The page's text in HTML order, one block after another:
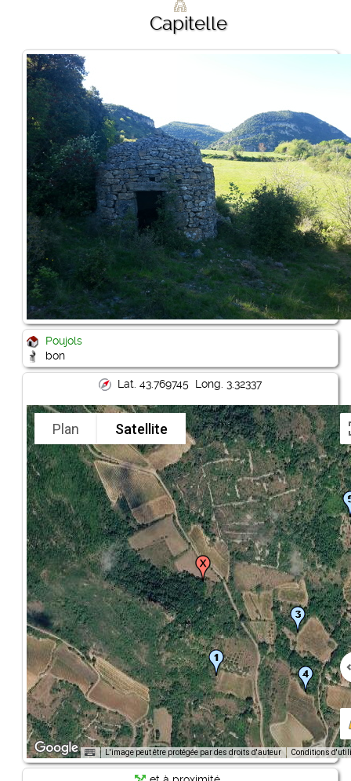
Capitelle
Poujols
bon
Lat. 43.769745 Long. 3.32337
Plan Satellite
L'image peut être protégée par des droits d'auteur Conditions